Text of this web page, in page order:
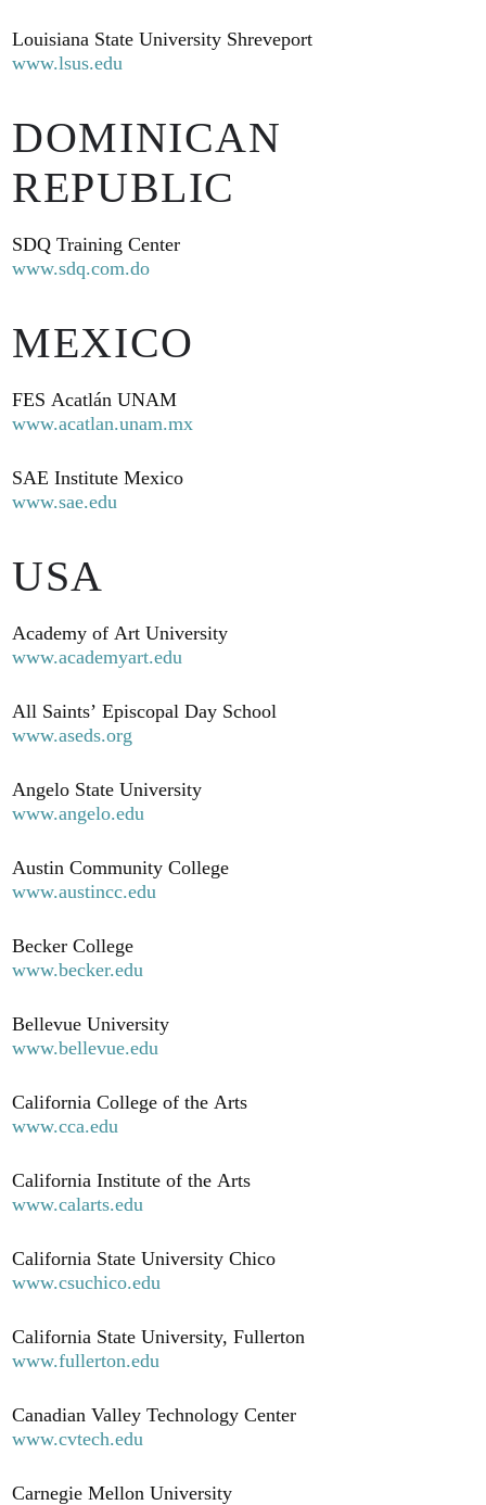
Louisiana State University Shreveport
www.lsus.edu
DOMINICAN
REPUBLIC
SDQ Training Center
www.sdq.com.do
MEXICO
FES Acatlán UNAM
www.acatlan.unam.mx
SAE Institute Mexico
www.sae.edu
USA
Academy of Art University
www.academyart.edu
All Saints’ Episcopal Day School
www.aseds.org
Angelo State University
www.angelo.edu
Austin Community College
www.austincc.edu
Becker College
www.becker.edu
Bellevue University
www.bellevue.edu
California College of the Arts
www.cca.edu
California Institute of the Arts
www.calarts.edu
California State University Chico
www.csuchico.edu
California State University, Fullerton
www.fullerton.edu
Canadian Valley Technology Center
www.cvtech.edu
Carnegie Mellon University